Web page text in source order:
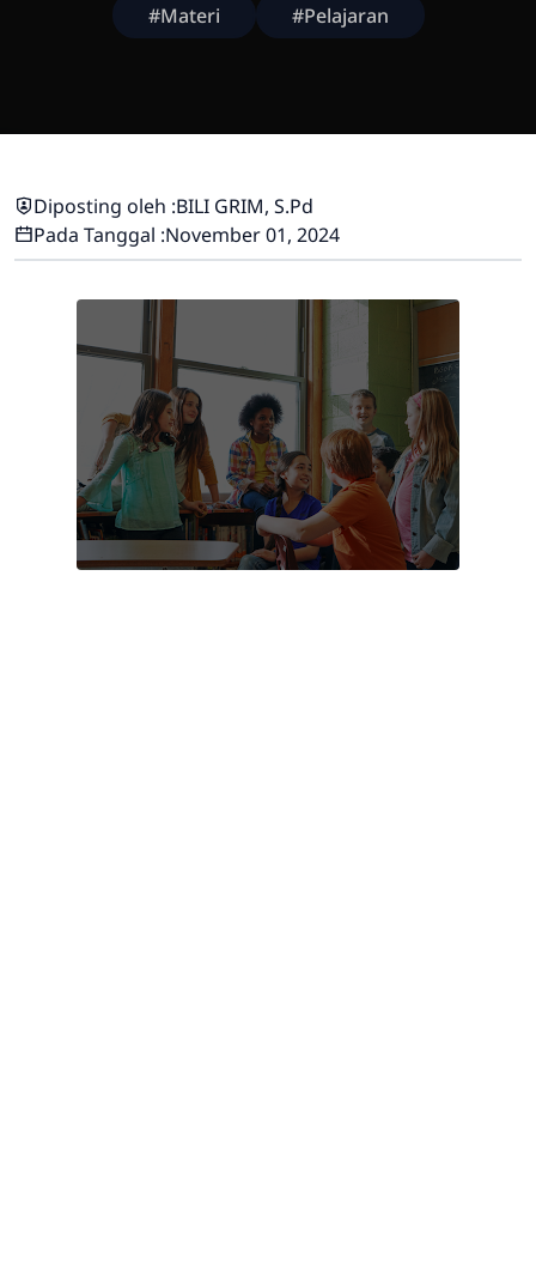
#Materi #Pelajaran
Diposting oleh :BILI GRIM, S.Pd
Pada Tanggal :November 01, 2024